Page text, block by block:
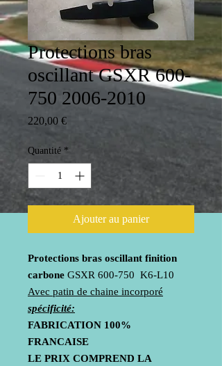
Protections bras
oscillant GSXR 600-
750 2006-2010
220,00 €Prix
Quantité *
Ajouter au panier
Protections bras oscillant finition
carbone GSXR 600-750 K6-L10
Avec patin de chaine incorporé
spécificité:
FABRICATION 100%
FRANCAISE
LE PRIX COMPREND LA